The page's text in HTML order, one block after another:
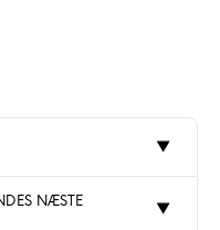
▼
NÆSTE
▼